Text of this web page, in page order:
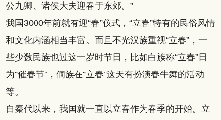
公九卿、诸侯大夫迎春于东郊。”
我国3000年前就有迎“春”仪式，“立春”特有的民俗风情
和文化内涵相当丰富。而且不光汉族重视“立春”，一
些少数民族也过这一岁时节日，比如白族称“立春”日
为“催春节”，侗族在“立春”这天有扮演春牛舞的活动
等。
自秦代以来，我国就一直以立春作为春季的开始。立